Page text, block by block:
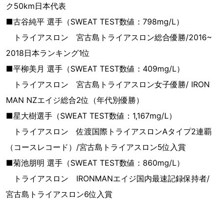
ク50km日本代表
■古谷純平 選手（SWEAT TEST数値：798mg/L）
トライアスロン 宮古島トライアスロン総合優勝/2016~
2018日本ランキング1位
■平柳美月 選手（SWEAT TEST数値：409mg/L）
トライアスロン 宮古島トライアスロン女子優勝/ IRON
MAN NZエイジ総合2位（年代別優勝）
■星大樹選手（SWEAT TEST数値：1,167mg/L）
トライアスロン 佐渡国際トライアスロンAタイプ2連覇
（コースレコード）/宮古島トライアスロン5位入賞
■菊池朋明 選手（SWEAT TEST数値：860mg/L）
トライアスロン IRONMANエイジ国内最速記録保持者/
宮古島トライアスロン6位入賞